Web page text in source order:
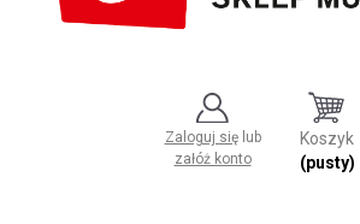
Zaloguj się lub
załóż konto
Koszyk
(pusty)